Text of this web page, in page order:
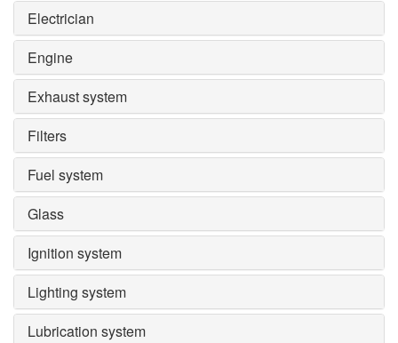
Electrician
Engine
Exhaust system
Filters
Fuel system
Glass
Ignition system
Lighting system
Lubrication system